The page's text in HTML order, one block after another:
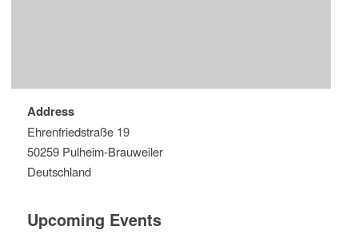
Address
Ehrenfriedstraße 19
50259 Pulheim-Brauweiler
Deutschland
Upcoming Events